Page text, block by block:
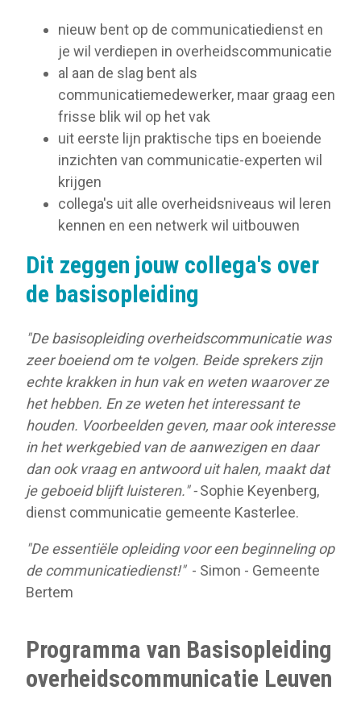
nieuw bent op de communicatiedienst en
je wil verdiepen in overheidscommunicatie
al aan de slag bent als
communicatiemedewerker, maar graag een
frisse blik wil op het vak
uit eerste lijn praktische tips en boeiende
inzichten van communicatie-experten wil
krijgen
collega's uit alle overheidsniveaus wil leren
kennen en een netwerk wil uitbouwen
Dit zeggen jouw collega's over
de basisopleiding
"De basisopleiding overheidscommunicatie was
zeer boeiend om te volgen. Beide sprekers zijn
echte krakken in hun vak en weten waarover ze
het hebben. En ze weten het interessant te
houden. Voorbeelden geven, maar ook interesse
in het werkgebied van de aanwezigen en daar
dan ook vraag en antwoord uit halen, maakt dat
je geboeid blijft luisteren."-Sophie Keyenberg,
dienst communicatie gemeente Kasterlee.
"De essentiële opleiding voor een beginneling op
de communicatiedienst!" - Simon - Gemeente
Bertem
Programma van Basisopleiding
overheidscommunicatie Leuven